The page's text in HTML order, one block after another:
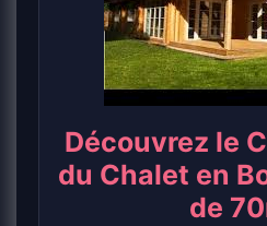
Découvrez le
du Chalet en
de